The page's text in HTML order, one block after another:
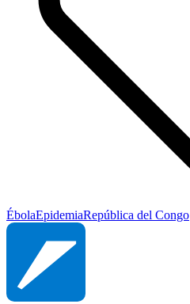
ÉbolaEpidemiaRepública del Congo